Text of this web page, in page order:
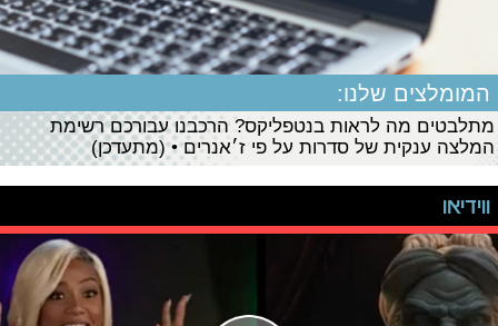
המומלצים שלנו:
מתלבטים מה לראות בנטפליקס? הרכבנו עבורכם רשימת
המלצה ענקית של סדרות על פי ז׳אנרים • (מתעדכן)
ווידיאו